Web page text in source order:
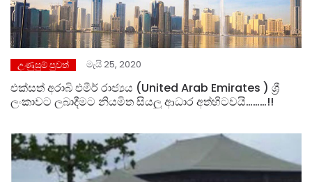
උණුසුම් පුවත් මැයි 25, 2020
එක්සත් අරාබි එමීර් රාජ්‍යය (United Arab Emirates ) ශ්‍රී
ලංකාවට ලබාදීමට නියමිත සියලු ආධාර අත්හිටවයි………!!